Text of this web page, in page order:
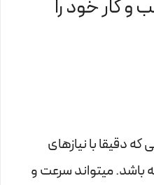
را
دقیقا با نیازهای
میتواند سرعت و